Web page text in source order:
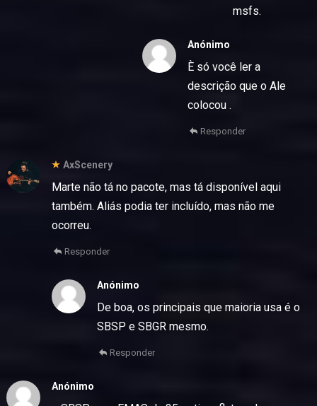
msfs.
Anónimo
È só você ler a
descrição que o Ale
colocou .
Responder
AxScenery
Marte não tá no pacote, mas tá disponível aqui
também. Aliás podia ter incluído, mas não me
ocorreu.
Responder
Anónimo
De boa, os principais que maioria usa é o
SBSP e SBGR mesmo.
Responder
Anónimo